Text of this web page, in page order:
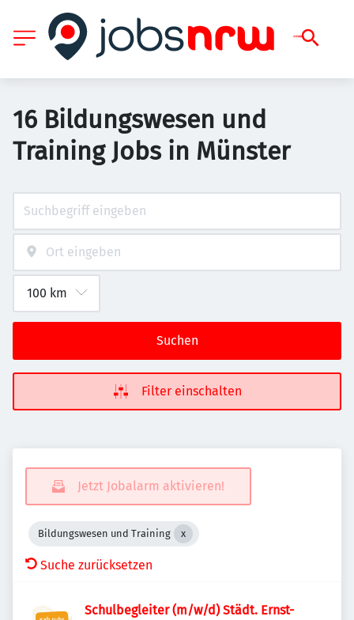
16 Bildungswesen und
Training Jobs in Münster
Suchen
Filter einschalten
Jetzt Jobalarm aktivieren!
Bildungswesen und Training
Suche zurücksetzen
Schulbegleiter (m/w/d) Städt. Ernst-